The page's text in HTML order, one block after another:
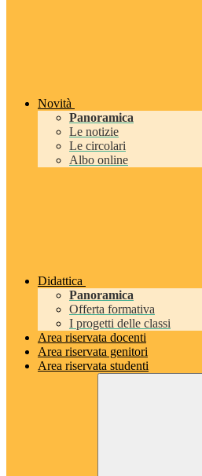
Novità
Panoramica
Le notizie
Le circolari
Albo online
Didattica
Panoramica
Offerta formativa
I progetti delle classi
Area riservata docenti
Area riservata genitori
Area riservata studenti